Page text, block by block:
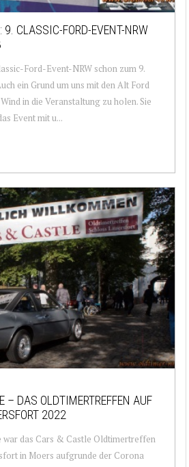
9. CLASSIC-FORD-EVENT-NRW
Ford-Event-NRW schon zum 9.
ein Grund um uns mit den Alt Ford
in die Veranstaltung zu holen. Sie
Event mit u...
– DAS OLDTIMERTREFFEN AUF
2022
war das Cars & Castle Oldtimertreffen
in Moers aufgrunde der Corona